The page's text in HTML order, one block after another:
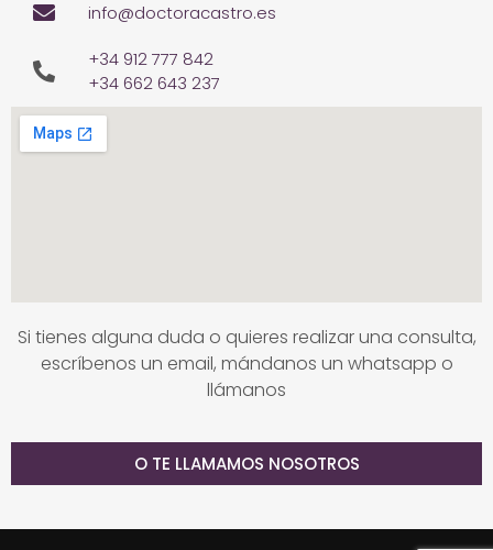
Si tienes alguna duda o quieres realizar una consulta,
escríbenos un email, mándanos un whatsapp o
llámanos
O TE LLAMAMOS NOSOTROS
info@doctoracastro.es
+34 912 777 842
+34 662 643 237